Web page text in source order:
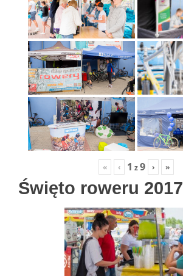
« ‹ 1 z9 › »
Święto roweru 2017